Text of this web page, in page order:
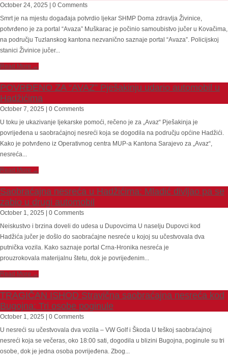
October 24, 2025 | 0 Comments
Smrt je na mjestu događaja potvrdio ljekar SHMP Doma zdravlja Živinice,
potvrđeno je za portal “Avaza” Muškarac je počinio samoubistvo jučer u Kovačima,
na području Tuzlanskog kantona nezvanično saznaje portal “Avaza”. Policijskoj
stanici Živinice jučer...
Read More →
POVRĐENO ZA “AVAZ” Pješakinju udario automobil u
Hadžićima
October 7, 2025 | 0 Comments
U toku je ukazivanje ljekarske pomoći, rečeno je za „Avaz“ Pješakinja je
povrijeđena u saobraćajnoj nesreći koja se dogodila na području općine Hadžići.
Kako je potvrđeno iz Operativnog centra MUP-a Kantona Sarajevo za „Avaz“,
nesreća...
Read More →
Saobraćajna nesreća u Hadžićima: Mladić divljao pa se
zabio u drugi automobil
October 1, 2025 | 0 Comments
Neiskustvo i brzina doveli do udesa u Dupovcima U naselju Dupovci kod
Hadžića jučer je došlo do saobraćajne nesreće u kojoj su učestvovala dva
putnička vozila. Kako saznaje portal Crna-Hronika nesreća je
prouzrokovala materijalnu štetu, dok je povrijeđenim...
Read More →
TRAGIČAN ISHOD Stravična saobraćajna nesreća kod
Bugojna: Tri osobe poginule
October 1, 2025 | 0 Comments
U nesreći su učestvovala dva vozila – VW Golf i Škoda U teškoj saobraćajnoj
nesreći koja se večeras, oko 18:00 sati, dogodila u blizini Bugojna, poginule su tri
osobe, dok je jedna osoba povrijeđena. Zbog...